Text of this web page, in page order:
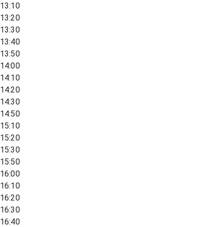
13:10
13:20
13:30
13:40
13:50
14:00
14:10
14:20
14:30
14:50
15:10
15:20
15:30
15:50
16:00
16:10
16:20
16:30
16:40